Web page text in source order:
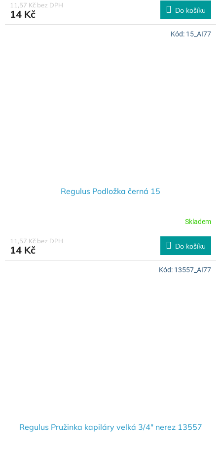
11,57 Kč bez DPH
14 Kč Do košíku
Regulus Podložka černá 15
Skladem
11,57 Kč bez DPH
14 Kč Do košíku
Kód: 15_AI77
Regulus Pružinka kapiláry velká 3/4" nerez 13557
Kód: 13557_AI77